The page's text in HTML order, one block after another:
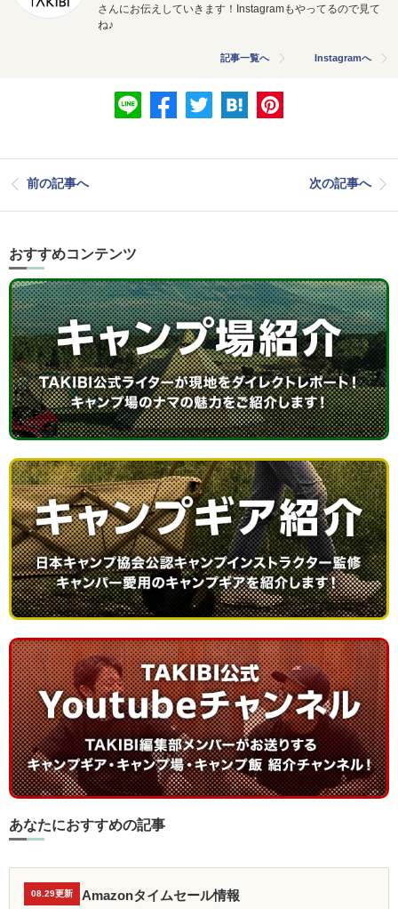
さんにお伝えしていきます！Instagramもやってるので見て
ね♪
記事一覧へ Instagramへ
前の記事へ 次の記事へ
おすすめコンテンツ
あなたにおすすめの記事
08.29更新 Amazonタイムセール情報